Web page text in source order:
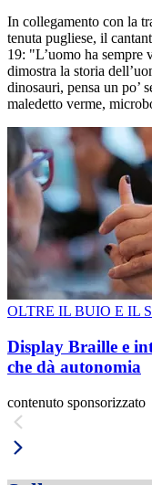
In collegamento con la
tenuta pugliese, il
19: "L’uomo ha
dimostra la storia
dinosauri, pensa un po’
maledetto verme,
OLTRE IL BUIO E IL
Display Braille e
che dà autonomia
contenuto sponsorizzato